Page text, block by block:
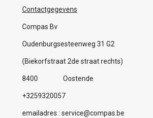
Contactgegevens
Compas Bv
Oudenburgsesteenweg 31 G2
(Biekorfstraat 2de straat rechts)
8400 Oostende
+3259320057
emailadres : service@compas.be